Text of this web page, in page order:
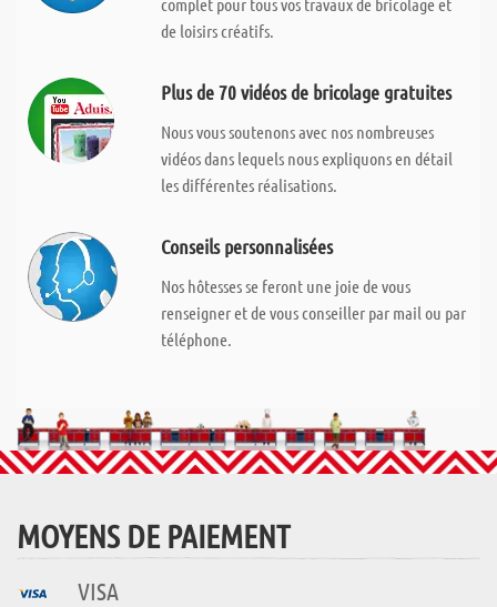
de loisirs créatifs.
Plus de 70 vidéos de bricolage gratuites
Nous vous soutenons avec nos nombreuses
vidéos dans lequels nous expliquons en détail
les différentes réalisations.
Conseils personnalisées
Nos hôtesses se feront une joie de vous
renseigner et de vous conseiller par mail ou par
téléphone.
MOYENS DE PAIEMENT
VISA